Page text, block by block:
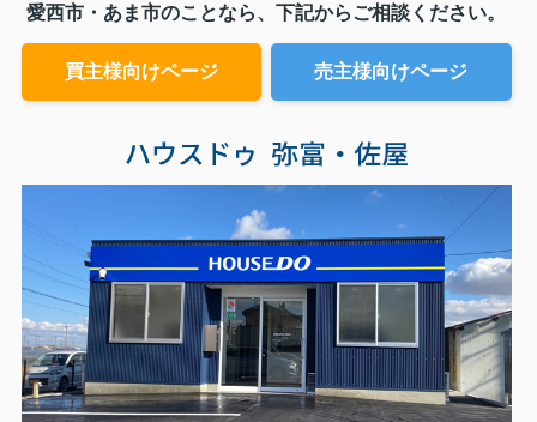
愛西市・あま市のことなら、下記からご相談ください。
買主様向けページ 売主様向けページ